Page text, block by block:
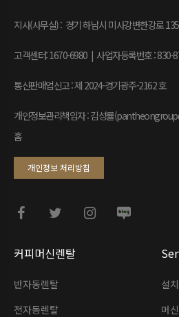
커피머신렌탈
반자동렌탈
전자동렌탈
설
머
지사(사무실) : 경기 하남시 미사강변한강로
고객센터: 1670-6980 | 사업자등록번호 : 830-
통신판매업신고 : 제 2024-경기광주-2162 호
개인정보관리책임자 : 김성률
홈
개인정보 처리방침